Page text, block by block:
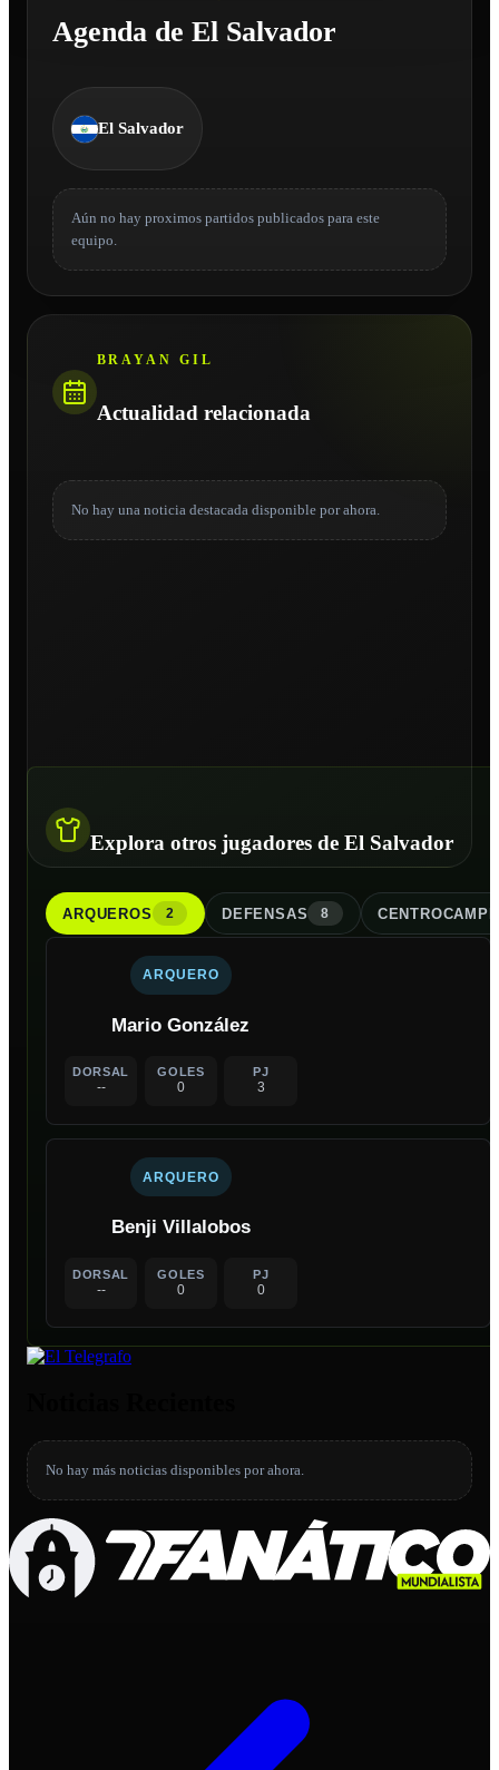
Agenda de El Salvador
El Salvador
Aún no hay proximos partidos publicados para este
equipo.
BRAYAN GIL
Actualidad relacionada
No hay una noticia destacada disponible por ahora.
Explora otros jugadores de El Salvador
ARQUEROS 2 DEFENSAS 8
ARQUERO
Mario González
DORSAL
--
GOLES
0
PJ
3
ARQUERO
Benji Villalobos
DORSAL
--
GOLES
0
PJ
0
No hay más noticias disponibles por ahora.